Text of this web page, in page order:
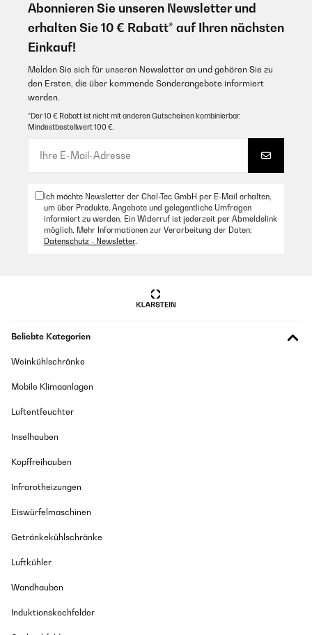
Abonnieren Sie unseren Newsletter und
erhalten Sie 10 € Rabatt* auf Ihren nächsten
Einkauf!
Melden Sie sich für unseren Newsletter an und gehören Sie zu
den Ersten, die über kommende Sonderangebote informiert
werden.
*Der 10 € Rabatt ist nicht mit anderen Gutscheinen kombinierbar.
Mindestbestellwert 100 €.
Ich möchte Newsletter der Chal-Tec GmbH per E-Mail erhalten,
um über Produkte, Angebote und gelegentliche Umfragen
informiert zu werden. Ein Widerruf ist jederzeit per Abmeldelink
möglich. Mehr Informationen zur Verarbeitung der Daten:
Datenschutz - Newsletter.
Beliebte Kategorien
Weinkühlschränke
Mobile Klimaanlagen
Luftentfeuchter
Inselhauben
Kopffreihauben
Infrarotheizungen
Eiswürfelmaschinen
Getränkekühlschränke
Luftkühler
Wandhauben
Induktionskochfelder